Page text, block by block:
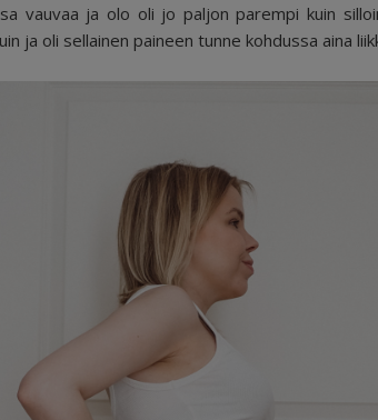
vauvaa ja olo oli jo paljon parempi kuin
ja oli sellainen paineen tunne kohdussa aina